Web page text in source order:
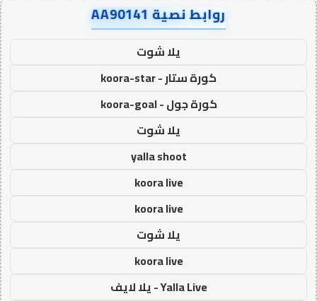
روابط نصية AA90141
يلا شوت
كورة ستار - koora-star
كورة جول - koora-goal
يلا شوت
yalla shoot
koora live
koora live
يلا شوت
koora live
Yalla Live - يلا لايف